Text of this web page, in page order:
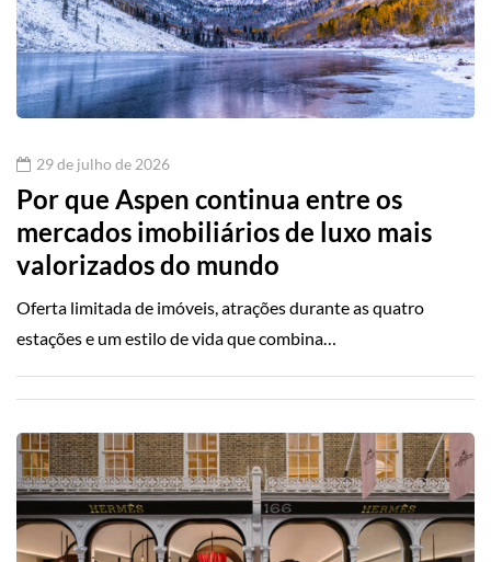
29 de julho de 2026
Por que Aspen continua entre os
mercados imobiliários de luxo mais
valorizados do mundo
Oferta limitada de imóveis, atrações durante as quatro
estações e um estilo de vida que combina…